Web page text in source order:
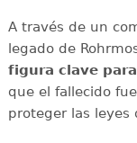
A través de un
legado de
figura clave
que el fallecido
proteger las leyes